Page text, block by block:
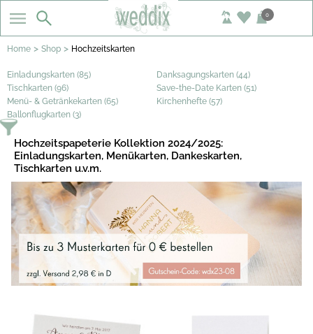
0
Home > Shop > Hochzeitskarten
Einladungskarten (85)
Danksagungskarten (44)
Tischkarten (96)
Save-the-Date Karten (51)
Menü- & Getränkekarten (65)
Kirchenhefte (57)
Ballonflugkarten (3)
Hochzeitspapeterie Kollektion 2024/2025:
Einladungskarten, Menükarten, Dankeskarten,
Tischkarten u.v.m.